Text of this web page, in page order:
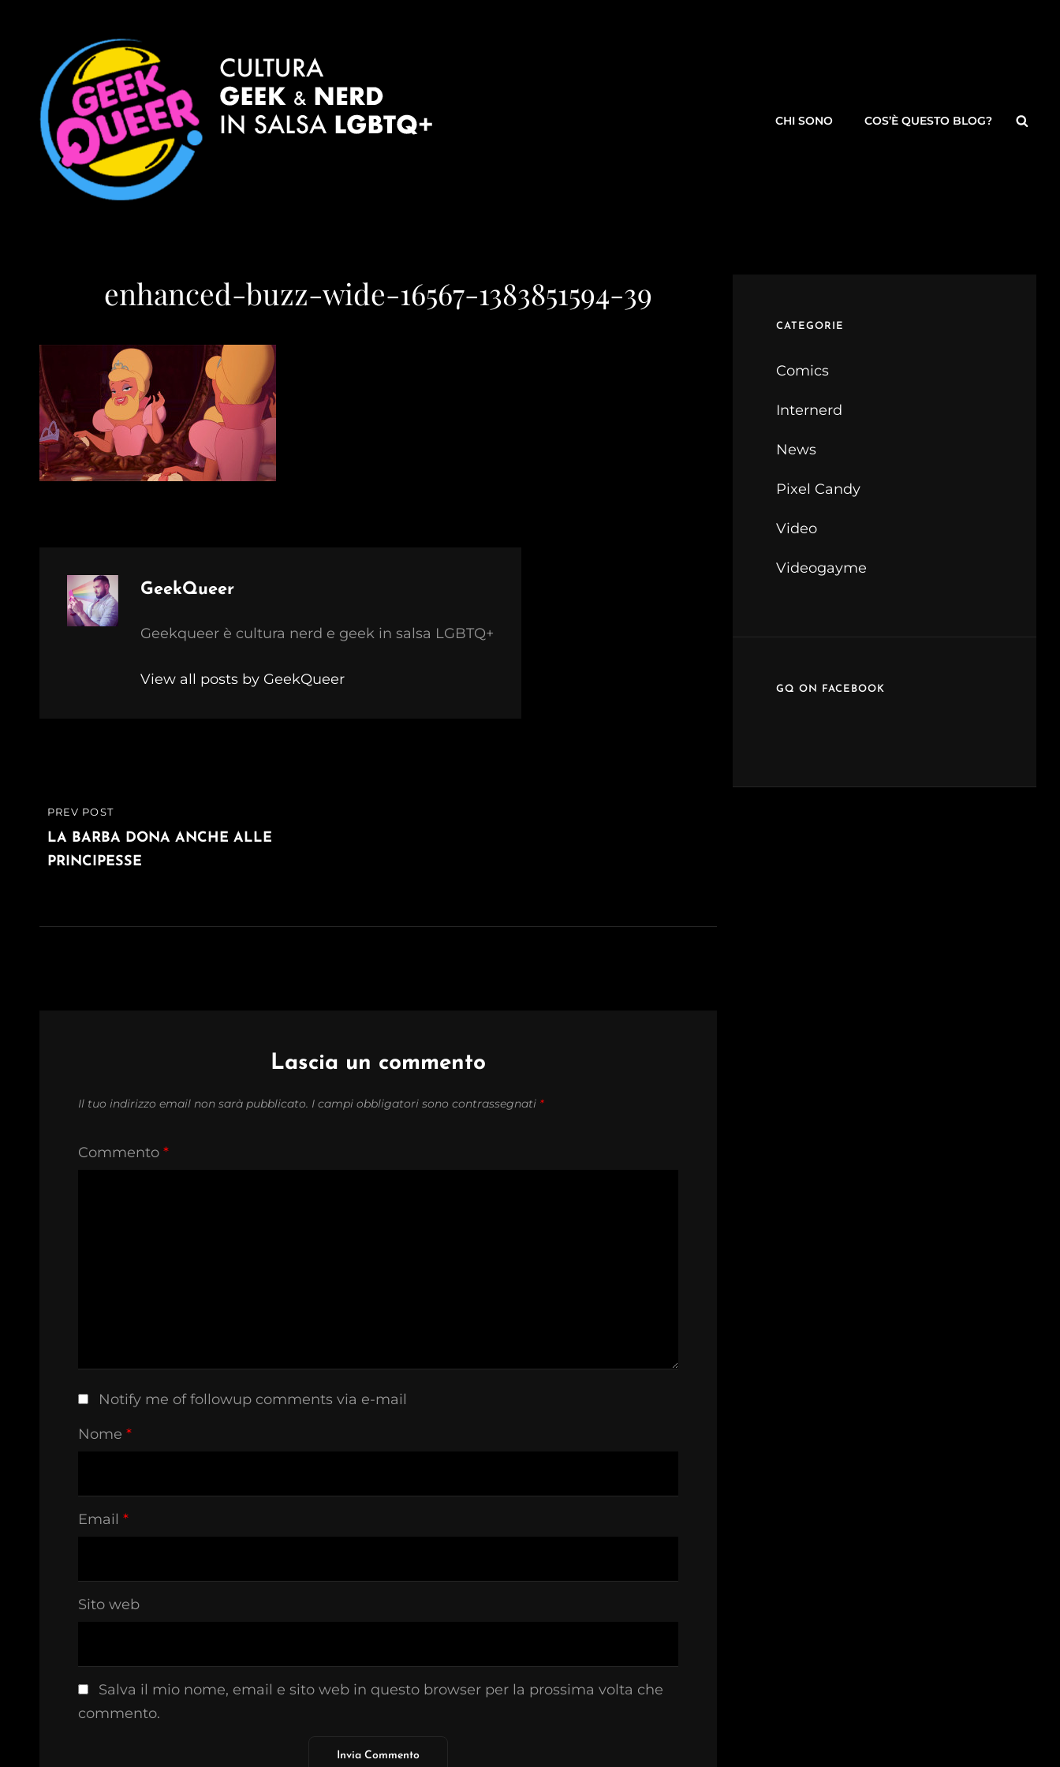
CHI SONO COS’È QUESTO BLOG?
enhanced-buzz-wide-16567-1383851594-39
Author:
GeekQueer
Geekqueer è cultura nerd e geek in salsa LGBTQ+
View all posts by GeekQueer
Navigazione
articoli
PREVIOUS
POST
PREV POST
LA BARBA DONA ANCHE ALLE
PRINCIPESSE
Lascia un commento
Il tuo indirizzo email non sarà pubblicato. I campi obbligatori sono contrassegnati *
Commento *
Notify me of followup comments via e-mail
Nome *
Email *
Sito web
Salva il mio nome, email e sito web in questo browser per la prossima volta che
commento.
CATEGORIE
Comics
Internerd
News
Pixel Candy
Video
Videogayme
GQ ON FACEBOOK